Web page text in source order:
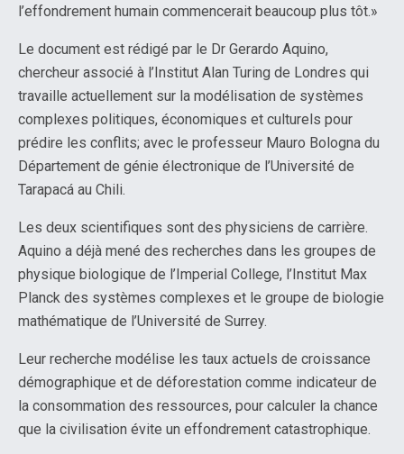
l’effondrement humain commencerait beaucoup plus tôt.»
Le document est rédigé par le Dr Gerardo Aquino,
chercheur associé à l’Institut Alan Turing de Londres qui
travaille actuellement sur la modélisation de systèmes
complexes politiques, économiques et culturels pour
prédire les conflits; avec le professeur Mauro Bologna du
Département de génie électronique de l’Université de
Tarapacá au Chili.
Les deux scientifiques sont des physiciens de carrière.
Aquino a déjà mené des recherches dans les groupes de
physique biologique de l’Imperial College, l’Institut Max
Planck des systèmes complexes et le groupe de biologie
mathématique de l’Université de Surrey.
Leur recherche modélise les taux actuels de croissance
démographique et de déforestation comme indicateur de
la consommation des ressources, pour calculer la chance
que la civilisation évite un effondrement catastrophique.